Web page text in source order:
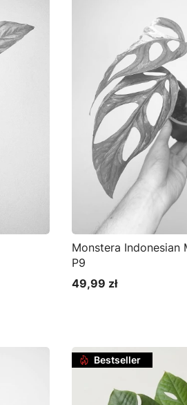
Monstera Indonesian
P9
Cena
49,99 zł
Bestseller